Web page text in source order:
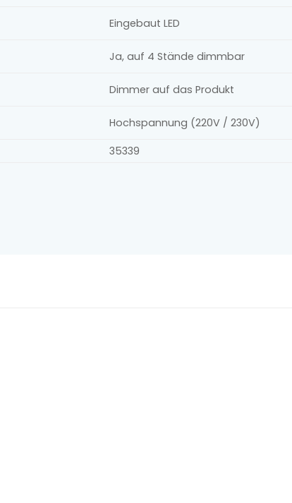
Eingebaut LED
Ja, auf 4 Stände dimmbar
Dimmer auf das Produkt
Hochspannung (220V / 230V)
35339